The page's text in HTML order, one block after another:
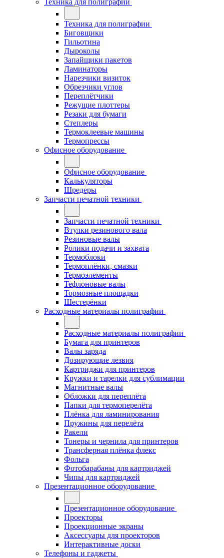
Техника для полиграфии
Техника для полиграфии
Биговщики
Гильотина
Дыроколы
Запайщики пакетов
Ламинаторы
Нарезчики визиток
Обрезчики углов
Переплётчики
Режущие плоттеры
Резаки для бумаги
Степлеры
Термоклеевые машины
Термопрессы
Офисное оборудование
Офисное оборудование
Калькуляторы
Шредеры
Запчасти печатной техники
Запчасти печатной техники
Втулки резинового вала
Резиновые валы
Ролики подачи и захвата
Термоблоки
Термоплёнки, смазки
Термоэлементы
Тефлоновые валы
Тормозные площадки
Шестерёнки
Расходные материалы полиграфии
Расходные материалы полиграфии
Бумага для принтеров
Валы заряда
Дозирующие лезвия
Картриджи для принтеров
Кружки и тарелки для сублимации
Магнитные валы
Обложки для переплёта
Папки для термоперелёта
Плёнка для ламинирования
Пружины для перелёта
Ракели
Тонеры и чернила для принтеров
Трансферная плёнка флекс
Фольга
Фотобарабаны для картриджей
Чипы для картриджей
Презентационное оборудование
Презентационное оборудование
Проекторы
Проекционные экраны
Аксессуары для проекторов
Интерактивные доски
Телефоны и гаджеты